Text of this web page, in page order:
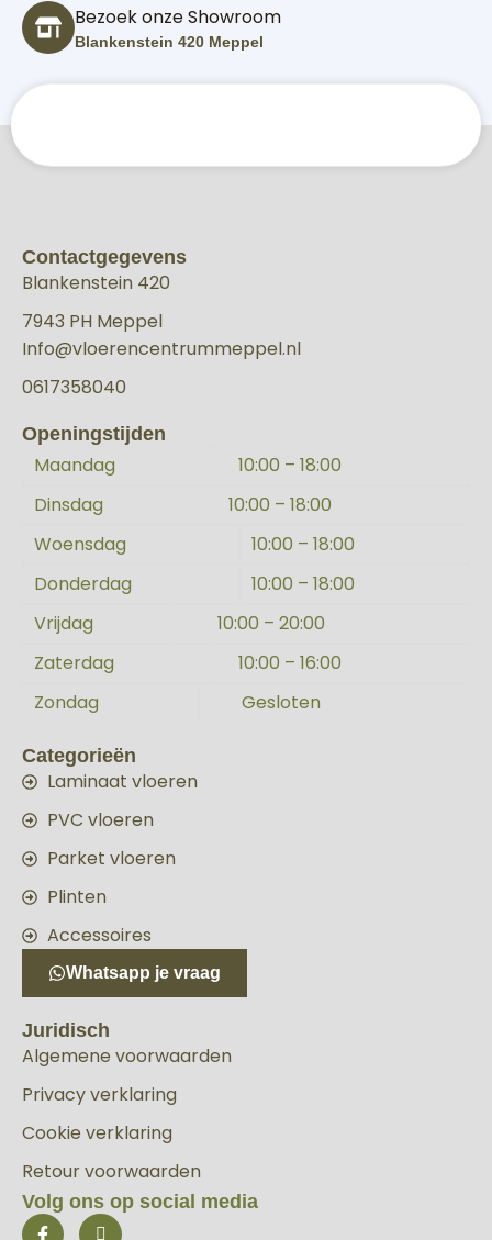
Bezoek onze Showroom
Blankenstein 420 Meppel
Contactgegevens
Blankenstein 420
7943 PH Meppel
Info@vloerencentrummeppel.nl
0617358040
Openingstijden
Maandag
10:00 – 18:00
Dinsdag
10:00 – 18:00
Woensdag
10:00 – 18:00
Donderdag
10:00 – 18:00
Vrijdag
10:00 – 20:00
Zaterdag
10:00 – 16:00
Zondag
Gesloten
Categorieën
Laminaat vloeren
PVC vloeren
Parket vloeren
Plinten
Accessoires
Whatsapp je vraag
Juridisch
Algemene voorwaarden
Privacy verklaring
Cookie verklaring
Retour voorwaarden
Volg ons op social media